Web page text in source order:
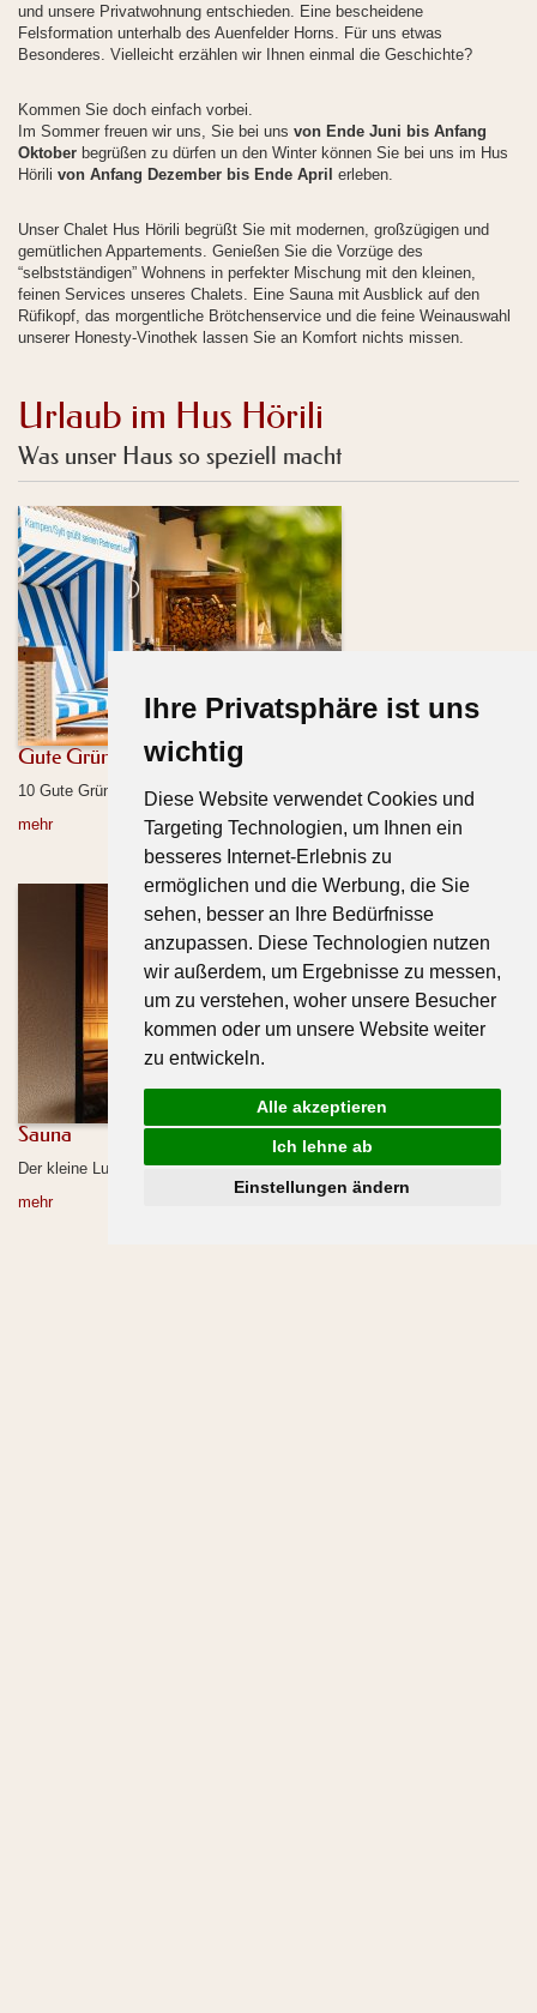
Ihre Privatsphäre ist uns
wichtig
Diese Website verwendet Cookies und
Targeting Technologien, um Ihnen ein
besseres Internet-Erlebnis zu
ermöglichen und die Werbung, die Sie
sehen, besser an Ihre Bedürfnisse
anzupassen. Diese Technologien nutzen
wir außerdem, um Ergebnisse zu messen,
um zu verstehen, woher unsere Besucher
kommen oder um unsere Website weiter
zu entwickeln.
Alle akzeptieren
Ich lehne ab
Einstellungen ändern
und unsere Privatwohnung entschieden. Eine bescheidene
Felsformation unterhalb des Auenfelder Horns. Für uns etwas
Besonderes. Vielleicht erzählen wir Ihnen einmal die Geschichte?
Kommen Sie doch einfach vorbei.
Im Sommer freuen wir uns, Sie bei uns von Ende Juni bis Anfang
Oktober begrüßen zu dürfen un den Winter können Sie bei uns im Hus
Hörili von Anfang Dezember bis Ende April erleben.
Unser Chalet Hus Hörili begrüßt Sie mit modernen, großzügigen und
gemütlichen Appartements. Genießen Sie die Vorzüge des
“selbstständigen” Wohnens in perfekter Mischung mit den kleinen,
feinen Services unseres Chalets. Eine Sauna mit Ausblick auf den
Rüfikopf, das morgentliche Brötchenservice und die feine Weinauswahl
unserer Honesty-Vinothek lassen Sie an Komfort nichts missen.
Urlaub im Hus Hörili
Was unser Haus so speziell macht
Gute Gründe
10 Gute Gründe für den Urlaub im Hus Hörili
mehr
Sauna
Der kleine Luxus im Hus Hörili.
mehr